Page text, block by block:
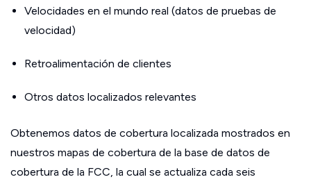
Velocidades en el mundo real (datos de pruebas de
velocidad)
Retroalimentación de clientes
Otros datos localizados relevantes
Obtenemos datos de cobertura localizada mostrados en
nuestros mapas de cobertura de la base de datos de
cobertura de la FCC, la cual se actualiza cada seis